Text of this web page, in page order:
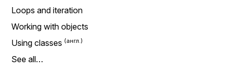
Loops and iteration
Working with objects
Using classes
See all…